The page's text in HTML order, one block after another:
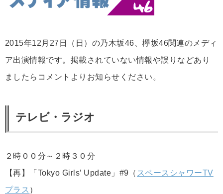
2015年12月27日（日）の乃木坂46、欅坂46関連のメディ
ア出演情報です。掲載されていない情報や誤りなどあり
ましたらコメントよりお知らせください。
テレビ・ラジオ
２時００分～２時３０分
【再】「Tokyo Girls’ Update」#9（ スペースシャワーTV
プラス ）